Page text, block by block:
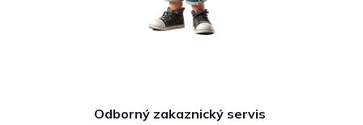
Odborný zakaznický servis